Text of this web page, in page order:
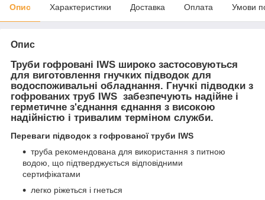
Опис Характеристики Доставка Оплата Умови
Опис
Труби гофровані IWS широко застосовуються
для виготовлення гнучких підводок для
водоспоживальні обладнання. Гнучкі підводки з
гофрованих труб IWS забезпечують надійне і
герметичне з'єднання єднання з високою
надійністю і тривалим терміном служби.
Переваги підводок з гофрованої труби IWS
труба рекомендована для використання з питною
водою, що підтверджується відповідними
сертифікатами
легко ріжеться і гнеться